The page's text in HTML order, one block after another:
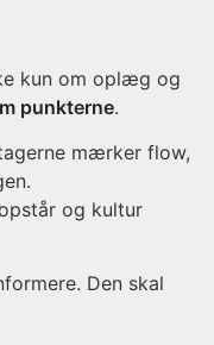
kun om oplæg og
punkterne.
mærker flow,
og kultur
Den skal